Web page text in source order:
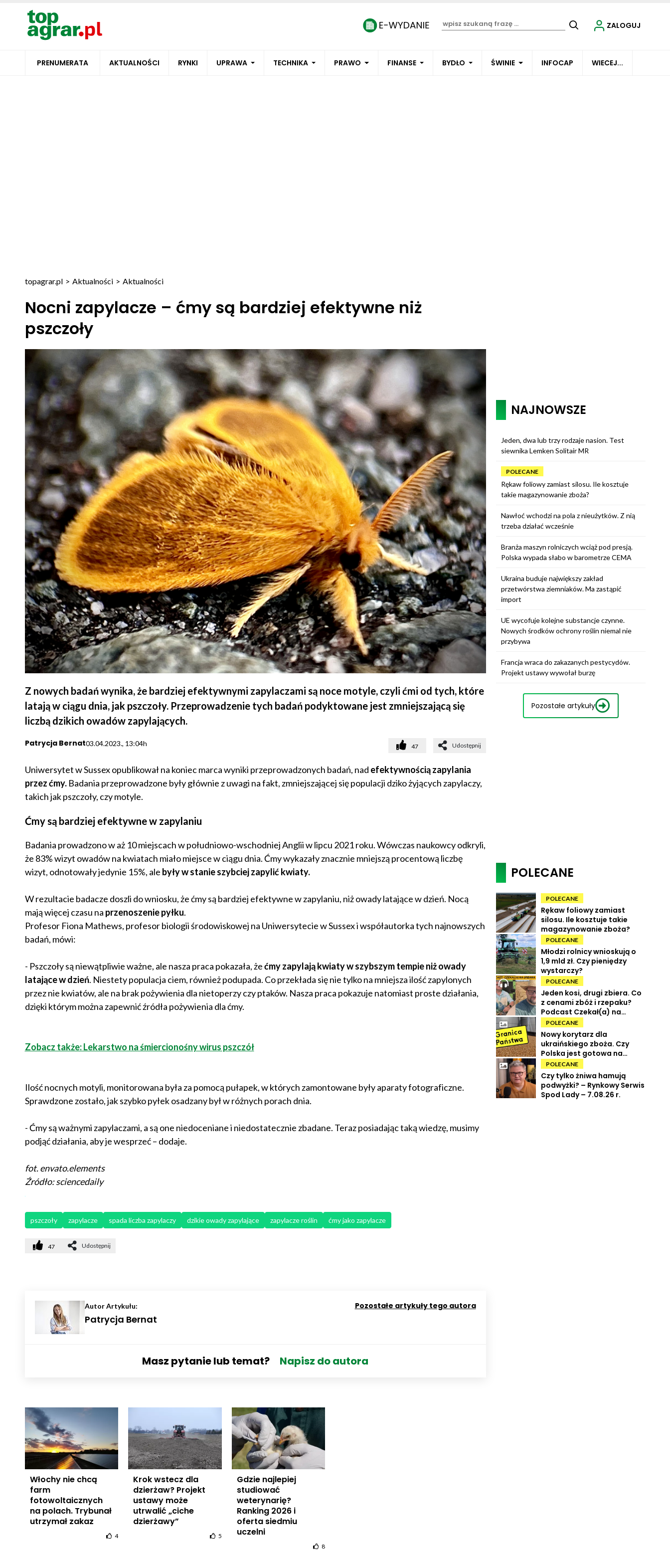
PRENUMERATA AKTUALNOŚCI RYNKI UPRAWA TECHNIKA PRAWO FINANSE BYDŁO ŚWINIE INFOCAP WIECEJ...
ZALOGUJ
topagrar.pl > Aktualności > Aktualności
Nocni zapylacze – ćmy są bardziej efektywne niż
pszczoły
Z nowych badań wynika, że bardziej efektywnymi zapylaczami są noce motyle, czyli ćmi od tych, które
latają w ciągu dnia, jak pszczoły. Przeprowadzenie tych badań podyktowane jest zmniejszającą się
liczbą dzikich owadów zapylających.
Patrycja Bernat03.04.2023., 13:04h 47 Udostępnij
Uniwersytet w Sussex opublikował na koniec marca wyniki przeprowadzonych badań, nad efektywnością zapylania
przez ćmy.Badania przeprowadzone były głównie z uwagi na fakt, zmniejszającej się populacji dziko żyjących zapylaczy,
takich jak pszczoły, czy motyle.
Ćmy są bardziej efektywne w zapylaniu
Badania prowadzono w aż 10 miejscach w południowo-wschodniej Anglii w lipcu 2021 roku. Wówczas naukowcy odkryli,
że 83% wizyt owadów na kwiatach miało miejsce w ciągu dnia. Ćmy wykazały znacznie mniejszą procentową liczbę
wizyt, odnotowały jedynie 15%, ale były w stanie szybciej zapylić kwiaty.
W rezultacie badacze doszli do wniosku, że ćmy są bardziej efektywne w zapylaniu, niż owady latające w dzień. Nocą
mają więcej czasu na przenoszenie pyłku.
Profesor Fiona Mathews, profesor biologii środowiskowej na Uniwersytecie w Sussex i współautorka tych najnowszych
badań, mówi:
- Pszczoły są niewątpliwie ważne, ale nasza praca pokazała, żećmy zapylają kwiaty w szybszym tempie niż owady
latające w dzień. Niestety populacja ciem, również podupada. Co przekłada się nie tylko na mniejsza ilość zapylonych
przez nie kwiatów, ale na brak pożywienia dla nietoperzy czy ptaków. Nasza praca pokazuje natomiast proste działania,
dzięki którym można zapewnić źródła pożywienia dla ćmy.
Zobacz także: Lekarstwo na śmiercionośny wirus pszczół
Ilość nocnych motyli, monitorowana była za pomocą pułapek, w których zamontowane były aparaty fotograficzne.
Sprawdzone zostało, jak szybko pyłek osadzany był w różnych porach dnia.
- Ćmy są ważnymi zapylaczami, a są one niedoceniane i niedostatecznie zbadane. Teraz posiadając taką wiedzę, musimy
podjąć działania, aby je wesprzeć – dodaje.
fot. envato.elements
Źródło: sciencedaily
pszczoły zapylacze spada liczba zapylaczy dzikie owady zapylające zapylacze roślin ćmy jako zapylacze
47 Udostępnij
Autor Artykułu:
Patrycja Bernat
Pozostałe artykuły tego autora
Masz pytanie lub temat? Napisz do autora
NAJNOWSZE
Jeden, dwa lub trzy rodzaje nasion. Test
siewnika Lemken Solitair MR
POLECANE
Rękaw foliowy zamiast silosu. Ile kosztuje
takie magazynowanie zboża?
Nawłoć wchodzi na pola z nieużytków. Z nią
trzeba działać wcześnie
Branża maszyn rolniczych wciąż pod presją.
Polska wypada słabo w barometrze CEMA
Ukraina buduje największy zakład
przetwórstwa ziemniaków. Ma zastąpić
import
UE wycofuje kolejne substancje czynne.
Nowych środków ochrony roślin niemal nie
przybywa
Francja wraca do zakazanych pestycydów.
Projekt ustawy wywołał burzę
Pozostałe artykuły
POLECANE
POLECANE
Rękaw foliowy zamiast
silosu. Ile kosztuje takie
magazynowanie zboża?
POLECANE
Młodzi rolnicy wnioskują o
1,9 mld zł. Czy pieniędzy
wystarczy?
POLECANE
Jeden kosi, drugi zbiera. Co
z cenami zbóż i rzepaku?
Podcast Czekał(a) na
Urbana odc. 73
POLECANE
Nowy korytarz dla
ukraińskiego zboża. Czy
Polska jest gotowa na
powrót tranzytu?
POLECANE
Czy tylko żniwa hamują
podwyżki? – Rynkowy Serwis
Spod Lady – 7.08.26 r.
Włochy nie chcą
farm
fotowoltaicznych
na polach. Trybunał
utrzymał zakaz
4
Krok wstecz dla
dzierżaw? Projekt
ustawy może
utrwalić „ciche
dzierżawy”
5
Gdzie najlepiej
studiować
weterynarię?
Ranking 2026 i
oferta siedmiu
uczelni
8